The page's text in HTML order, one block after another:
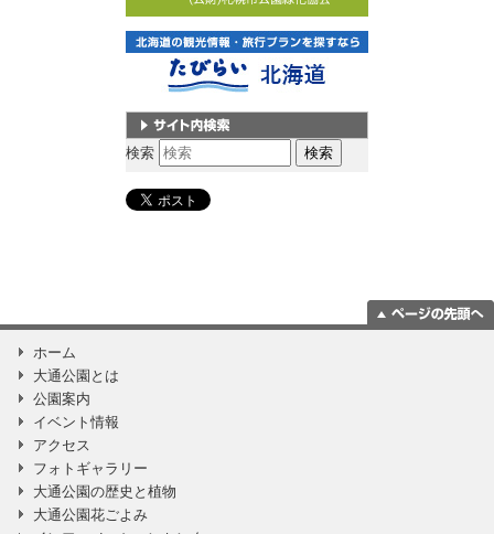
サイト内検索
検索
ホーム
大通公園とは
公園案内
イベント情報
アクセス
フォトギャラリー
大通公園の歴史と植物
大通公園花ごよみ